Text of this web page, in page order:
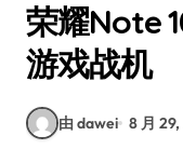
荣耀Note
游戏战机
由 dawei 8 月